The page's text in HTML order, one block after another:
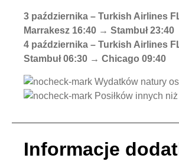
3 października – Turkish Airlines
Marrakesz 16:40 → Stambuł 23:40
4 października – Turkish Airlines
Stambuł 06:30 → Chicago 09:40
Wydatków natury
Posiłków innych
Informacje